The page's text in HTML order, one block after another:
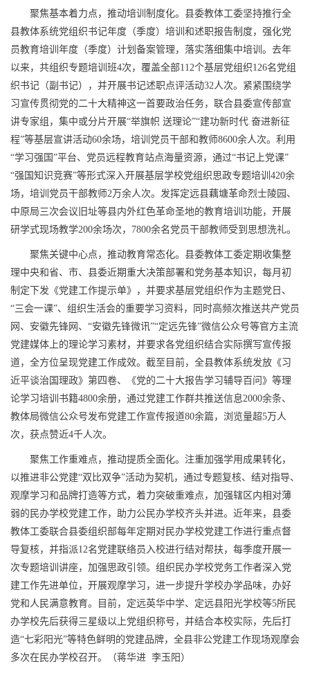
聚焦基本着力点，推动培训制度化。县委教体工委坚持推行全
县教体系统党组织书记年度（季度）培训和述职报告制度，强化党
员教育培训年度（季度）计划备案管理，落实落细集中培训。去年
以来，共组织专题培训班4次，覆盖全部112个基层党组织126名党组
织书记（副书记），并开展书记述职点评活动32人次。紧紧围绕学
习宣传贯彻党的二十大精神这一首要政治任务，联合县委宣传部宣
讲专家组，集中或分片开展“举旗帜 送理论”“建功新时代 奋进新征
程”等基层宣讲活动60余场，培训党员干部和教师8600余人次。利用
“学习强国”平台、党员远程教育站点海量资源，通过“书记上党课”
“强国知识竞赛”等形式深入开展基层学校党组织思政专题培训420余
场，培训党员干部教师2万余人次。发挥定远县藕塘革命烈士陵园、
中原局三次会议旧址等县内外红色革命圣地的教育培训功能，开展
研学式现场教学200余场次，7800余名党员干部教师受到思想洗礼。
聚焦关键中心点，推动教育常态化。县委教体工委定期收集整
理中央和省、市、县委近期重大决策部署和党务基本知识，每月初
制定下发《党建工作提示单》，并要求基层党组织作为主题党日、
“三会一课”、组织生活会的重要学习资料，同时高频次推送共产党员
网、安徽先锋网、“安徽先锋微讯”“定远先锋”微信公众号等官方主流
党建媒体上的理论学习素材，并要求各党组织结合实际撰写宣传报
道，全方位呈现党建工作成效。截至目前，全县教体系统发放《习
近平谈治国理政》第四卷、《党的二十大报告学习辅导百问》等理
论学习培训书籍4800余册，通过党建工作群共推送信息2000余条、
教体局微信公众号发布党建工作宣传报道80余篇，浏览量超5万人
次，获点赞近4千人次。
聚焦工作重难点，推动提质全面化。注重加强学用成果转化，
以推进非公党建“双比双争”活动为契机，通过专题复核、结对指导、
观摩学习和品牌打造等方式，着力突破重难点，加强辖区内相对薄
弱的民办学校党建工作，助力公民办学校齐头并进。近年来，县委
教体工委联合县委组织部每年定期对民办学校党建工作进行重点督
导复核，并指派12名党建联络员入校进行结对帮扶，每季度开展一
次专题培训讲座，加强思政引领。组织民办学校党务工作者深入党
建工作先进单位，开展观摩学习，进一步提升学校办学品味，办好
党和人民满意教育。目前，定远英华中学、定远县阳光学校等5所民
办学校先后获得三星级以上党组织称号，并结合本校实际，先后打
造“七彩阳光”等特色鲜明的党建品牌，全县非公党建工作现场观摩会
多次在民办学校召开。（蒋华进 李玉阳）